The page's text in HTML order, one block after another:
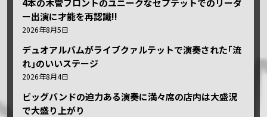
4本の木管フロントのユニークなセプテットでのリーダ
ー出演に才能を再認識!!
2026年8月5日
デュオアルバムがライブクァルテットで演奏された｢流
れ｣のいいステージ
2026年8月4日
ビッグバンドの迫力ある演奏に満々席の店内は大盛況
で大盛り上がり